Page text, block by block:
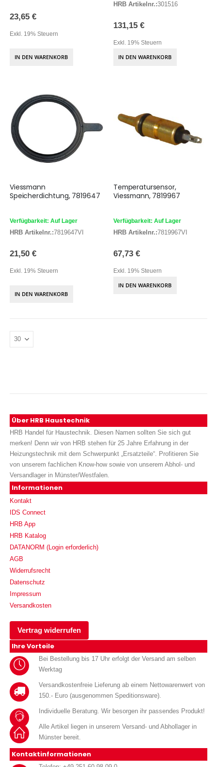
23,65 €
Exkl. 19% Steuern
IN DEN WARENKORB
HRB Artikelnr.:301516
131,15 €
Exkl. 19% Steuern
IN DEN WARENKORB
Viessmann
Speicherdichtung, 7819647
Verfügbarkeit: Auf Lager
HRB Artikelnr.:7819647VI
21,50 €
Exkl. 19% Steuern
IN DEN WARENKORB
Temperatursensor,
Viessmann, 7819967
Verfügbarkeit: Auf Lager
HRB Artikelnr.:7819967VI
67,73 €
Exkl. 19% Steuern
IN DEN WARENKORB
Über HRB Haustechnik
HRB Handel für Haustechnik. Diesen Namen sollten Sie sich gut
merken! Denn wir von HRB stehen für 25 Jahre Erfahrung in der
Heizungstechnik mit dem Schwerpunkt „Ersatzteile“. Profitieren Sie
von unserem fachlichen Know-how sowie von unserem Abhol- und
Versandlager in Münster/Westfalen.
Informationen
Kontakt
IDS Connect
HRB App
HRB Katalog
DATANORM (Login erforderlich)
AGB
Widerrufsrecht
Datenschutz
Impressum
Versandkosten
Vertrag widerrufen
Ihre Vorteile
Bei Bestellung bis 17 Uhr erfolgt der Versand am selben
Werktag
Versandkostenfreie Lieferung ab einem Nettowarenwert von
150.- Euro (ausgenommen Speditionsware).
Individuelle Beratung. Wir besorgen ihr passendes Produkt!
Alle Artikel liegen in unserem Versand- und Abhollager in
Münster bereit.
Kontaktinformationen